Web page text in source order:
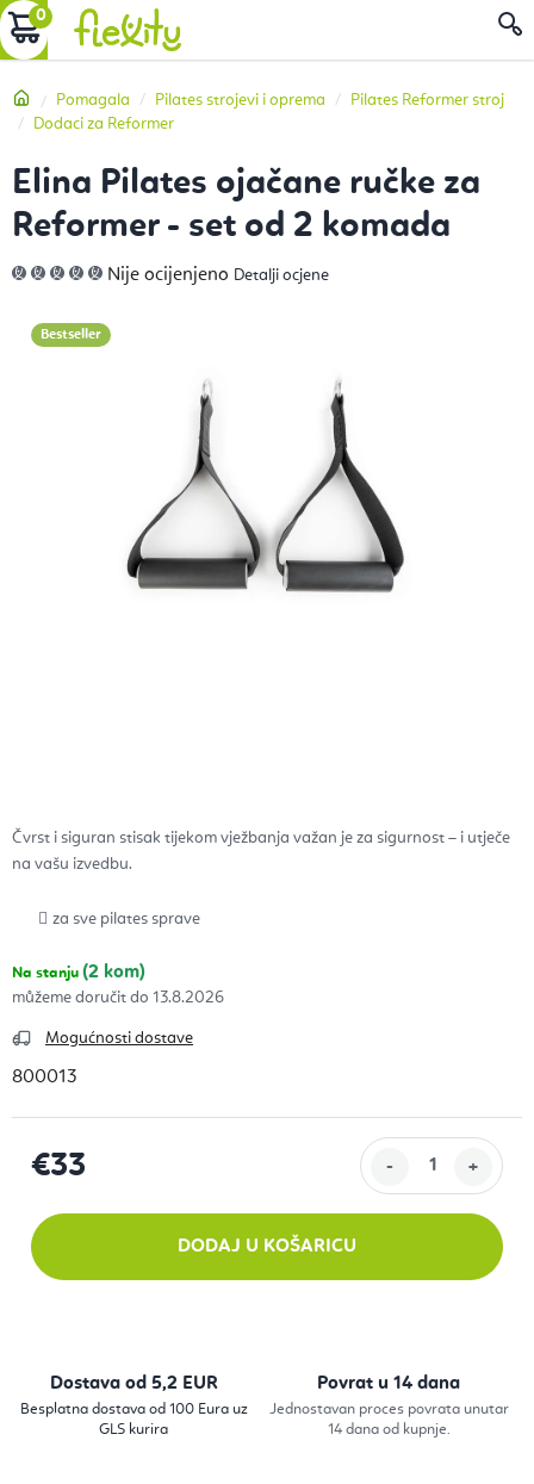
Preskoči
na
KOŠARICA
Početna
Pomagala Pilates strojevi i oprema
Pilates Reformer stroj
Dodaci za Reformer
Čvrst i siguran stisak tijekom vježbanja važan je za sigurnost – i utječe
na vašu izvedbu.
za sve pilates sprave
Na stanju (2 kom)
13.8.2026
Mogućnosti dostave
800013
€33
DODAJ U KOŠARICU
Elina Pilates ojačane ručke za
Reformer - set od 2 komada
Prosječna
ocjena
0,0
od
Nije ocijenjeno Detalji ocjene
Bestseller
Dostava od 5,2 EUR
Besplatna dostava od 100 Eura uz
GLS kurira
Povrat u 14 dana
Jednostavan proces povrata unutar
14 dana od kupnje.